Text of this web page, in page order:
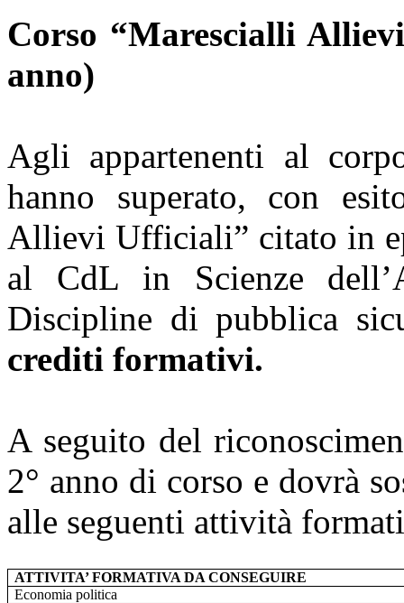
Corso “Marescialli
anno)
Agli appartenenti al
hanno superato, con
Allievi Ufficiali” citato in
al CdL in Scienze
Discipline di pubblica
crediti formativi.
A seguito del
2° anno di corso e dovrà
alle seguenti attività
ATTIVITA’ FORMATIVA DA CONSEGUIRE
Economia politica